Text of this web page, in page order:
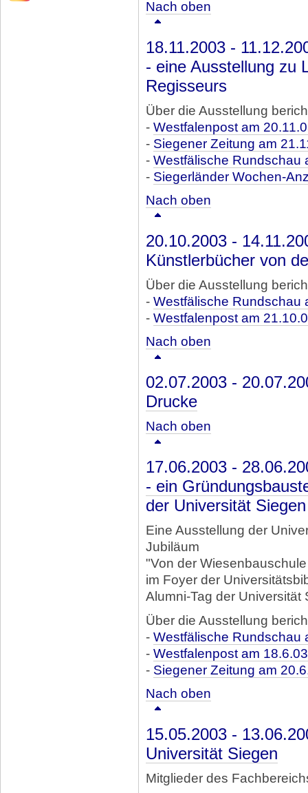
Nach oben
18.11.2003 -
- eine Ausstellung zu
Regisseurs
Über die Ausstellung
- Westfalenpost am
- Siegener Zeitung am
- Westfälische Rundschau
- Siegerländer Wochen-
Nach oben
20.10.2003 -
Künstlerbücher von
Über die Ausstellung
- Westfälische Rundschau
- Westfalenpost am
Nach oben
02.07.2003 -
Drucke
Nach oben
17.06.2003 -
- ein
der Universität Siegen
Eine Ausstellung der
Jubiläum
"Von der
im Foyer der
Alumni-Tag der Universität
Über die Ausstellung
- Westfälische Rundschau
- Westfalenpost am 18.6.03
- Siegener Zeitung am
Nach oben
15.05.2003 -
Universität Siegen
Mitglieder des